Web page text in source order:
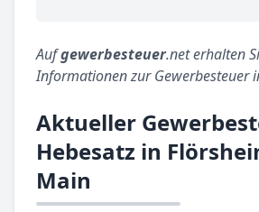
Aufgewerbesteuer.net erhalten
Informationen zur Gewerbesteuer
Aktueller
Hebesatz in
Main